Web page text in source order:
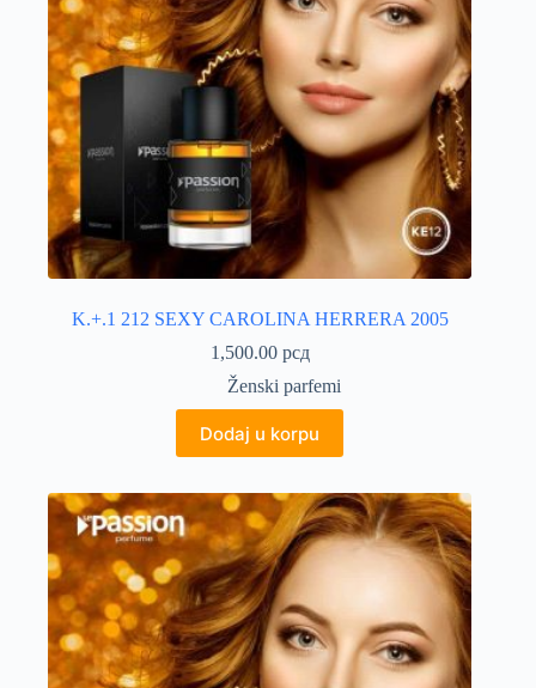
K.+.1 212 SEXY CAROLINA HERRERA 2005
1,500.00 рсд
Ženski parfemi
Dodaj u korpu